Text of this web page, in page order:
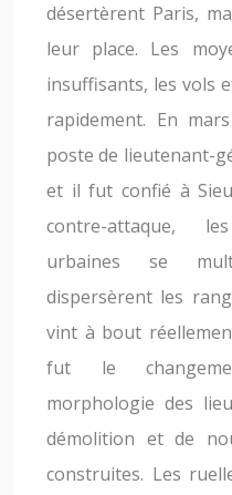
désertèrent Paris,
leur place. Les
insuffisants, les vols
rapidement. En
poste de lieutenant-
et il fut confié à
contre-attaque,
urbaines se
dispersèrent les
vint à bout
fut le
morphologie des
démolition et de
construites. Les